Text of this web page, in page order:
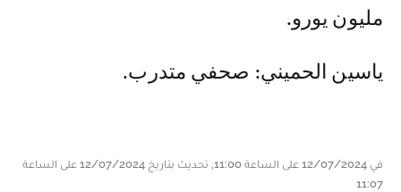
مليون يورو.
ياسين الحميني: صحفي متدرب.
في 12/07/2024 على الساعة 11:00, تحديث بتاريخ 12/07/2024 على الساعة
11:07